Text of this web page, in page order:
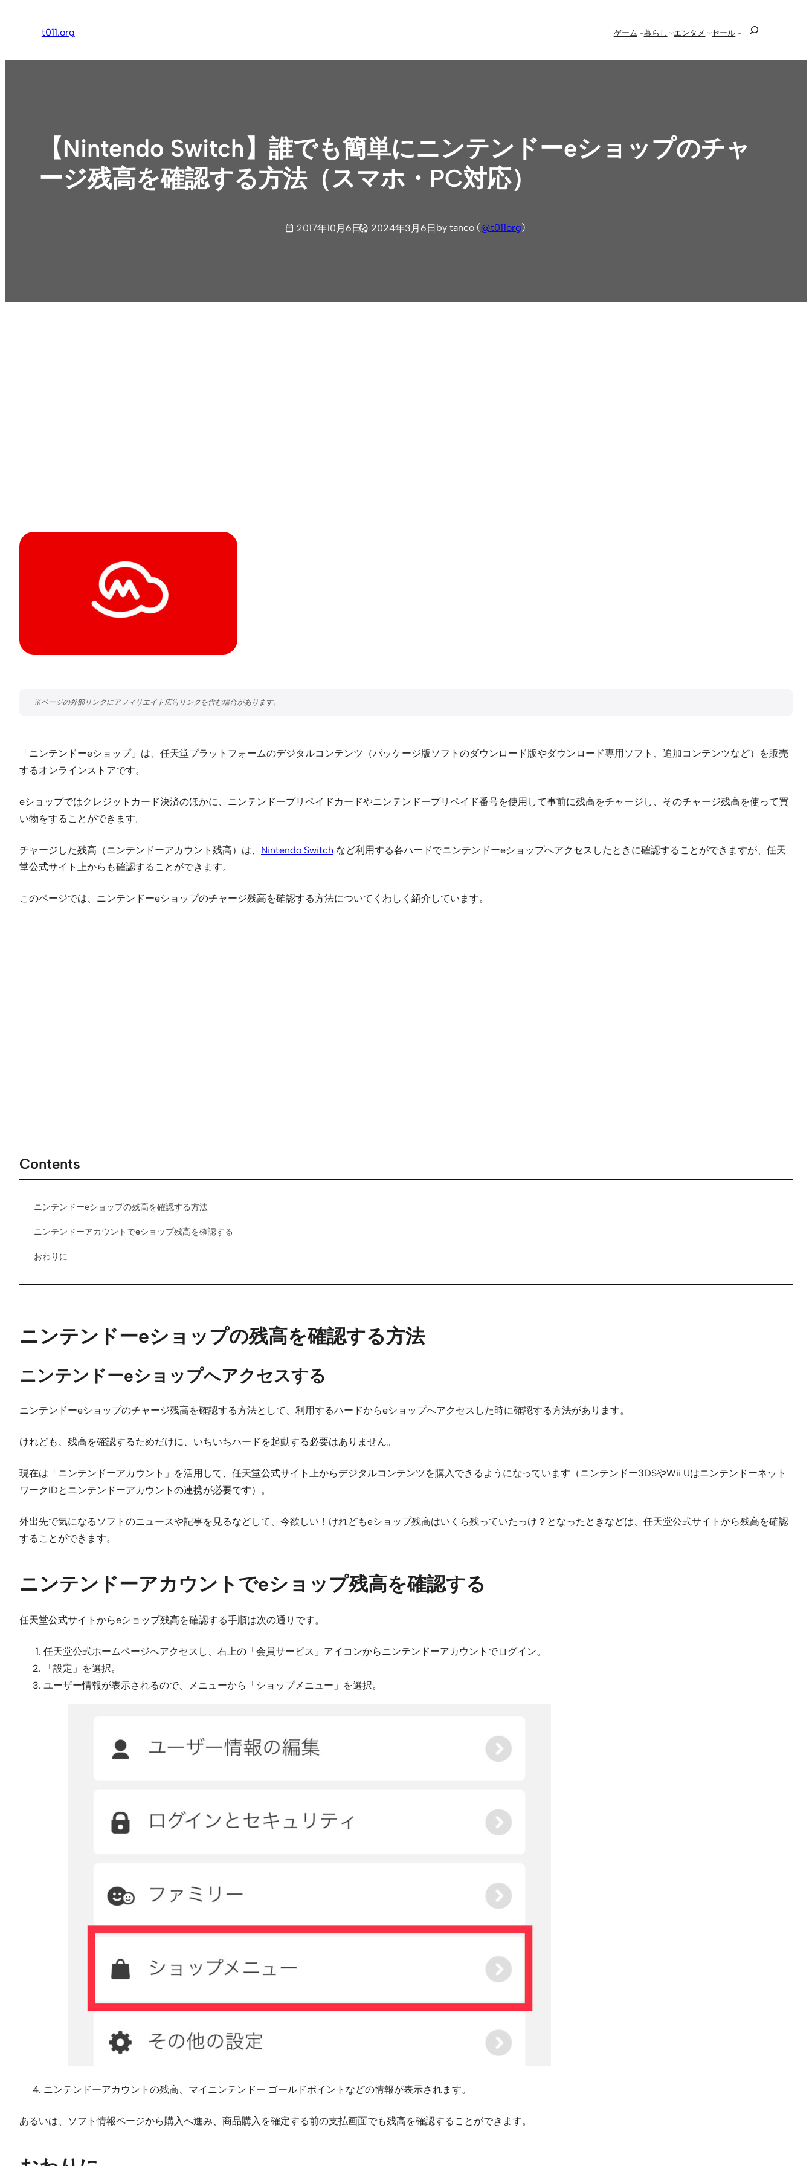
ス
t011.org ゲーム 暮らし エンタメ セール
【Nintendo Switch】誰でも簡単にニンテンドーeショップのチャ
ージ残高を確認する方法（スマホ・PC対応）
2017年10月6日 2024年3月6日 by tanco (@t011org)
「ニンテンドーeショップ」は、任天堂プラットフォームのデジタルコンテンツ（パッケージ版ソフトのダウンロード版やダウンロード専用ソフト、追加コンテンツなど）を販売
するオンラインストアです。
eショップではクレジットカード決済のほかに、ニンテンドープリペイドカードやニンテンドープリペイド番号を使用して事前に残高をチャージし、そのチャージ残高を使って買
い物をすることができます。
チャージした残高（ニンテンドーアカウント残高）は、 Nintendo Switch など利用する各ハードでニンテンドーeショップへアクセスしたときに確認することができますが、任天
堂公式サイト上からも確認することができます。
このページでは、ニンテンドーeショップのチャージ残高を確認する方法についてくわしく紹介しています。
Contents
ニンテンドーeショップの残高を確認する方法
ニンテンドーアカウントでeショップ残高を確認する
おわりに
ニンテンドーeショップの残高を確認する方法
ニンテンドーeショップへアクセスする
ニンテンドーeショップのチャージ残高を確認する方法として、利用するハードからeショップへアクセスした時に確認する方法があります。
けれども、残高を確認するためだけに、いちいちハードを起動する必要はありません。
現在は「ニンテンドーアカウント」を活用して、任天堂公式サイト上からデジタルコンテンツを購入できるようになっています（ニンテンドー3DSやWii Uはニンテンドーネット
ワークIDとニンテンドーアカウントの連携が必要です）。
外出先で気になるソフトのニュースや記事を見るなどして、今欲しい！けれどもeショップ残高はいくら残っていたっけ？となったときなどは、任天堂公式サイトから残高を確認
することができます。
ニンテンドーアカウントでeショップ残高を確認する
任天堂公式サイトからeショップ残高を確認する手順は次の通りです。
任天堂公式ホームページへアクセスし、右上の「会員サービス」アイコンからニンテンドーアカウントでログイン。
「設定」を選択。
ユーザー情報が表示されるので、メニューから「ショップメニュー」を選択。
ニンテンドーアカウントの残高、マイニンテンドー ゴールドポイントなどの情報が表示されます。
あるいは、ソフト情報ページから購入へ進み、商品購入を確定する前の支払画面でも残高を確認することができます。